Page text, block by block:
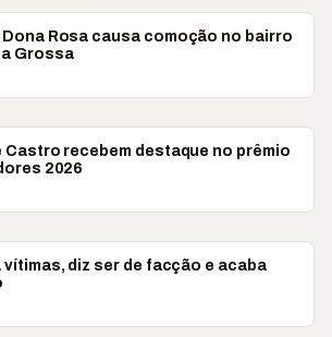
Dona Rosa causa comoção no bairro
Grossa
Castro recebem destaque no prêmio
2026
vítimas, diz ser de facção e acaba